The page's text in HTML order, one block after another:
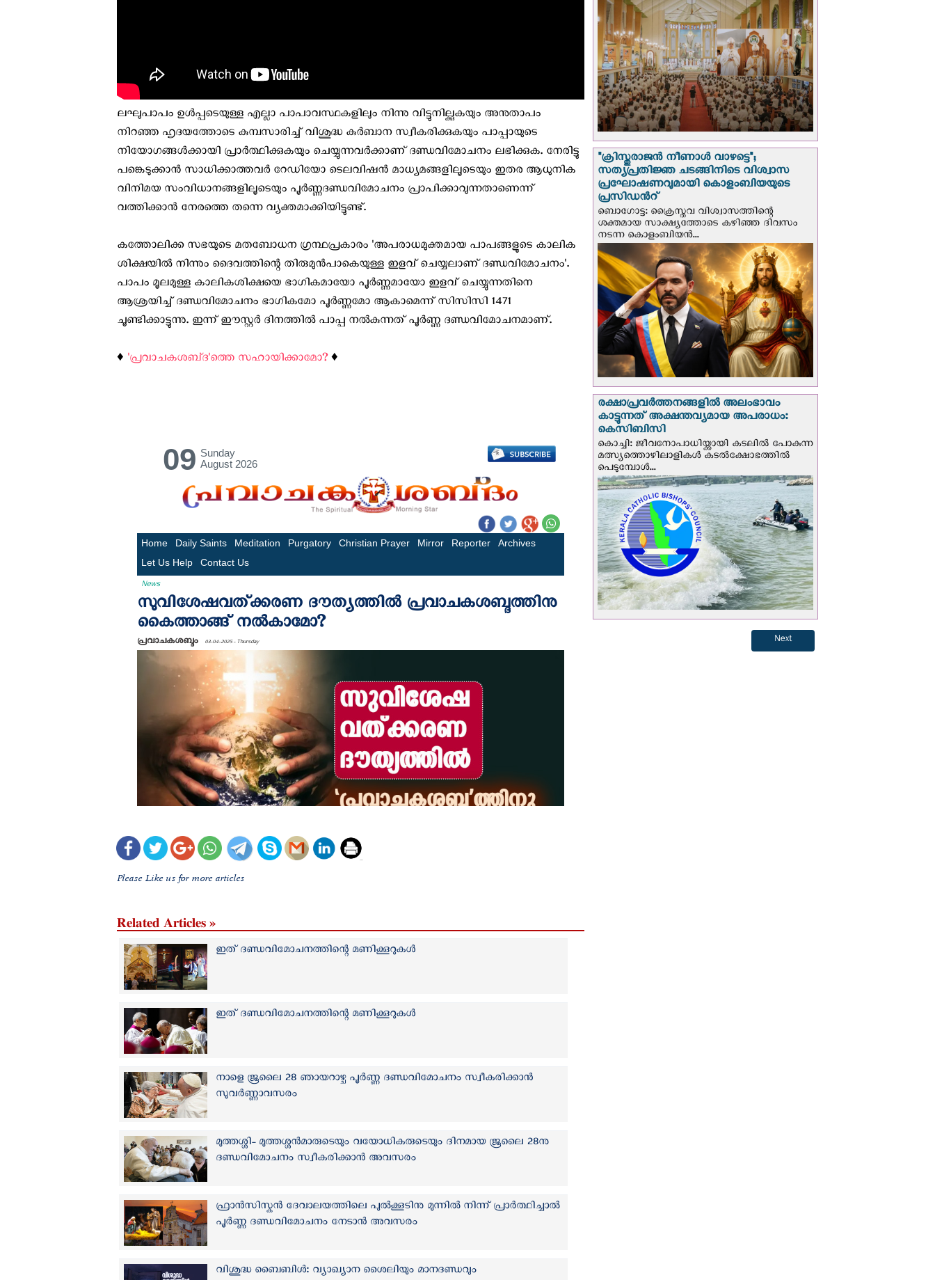
ലഘുപാപം ഉള്‍പ്പടെയുള്ള എല്ലാ പാപാവസ്ഥകളിലും നിന്നു വിട്ടുനില്ക്കുകയും അനുതാപം
നിറഞ്ഞ ഹൃദയത്തോടെ കുമ്പസാരിച്ച് വിശുദ്ധ കുര്‍ബാന സ്വീകരിക്കുകയും പാപ്പായുടെ
നിയോഗങ്ങള്‍ക്കായി പ്രാര്‍ത്ഥിക്കുകയും ചെയ്യുന്നവര്‍ക്കാണ് ദണ്ഡവിമോചനം ലഭിക്കുക. നേരിട്ടു
പങ്കെടുക്കാന്‍ സാധിക്കാത്തവര്‍ റേഡിയോ ടെലവിഷന്‍ മാധ്യമങ്ങളിലൂടെയും ഇതര ആധുനിക
വിനിമയ സംവിധാനങ്ങളിലൂടെയും പൂര്‍ണ്ണദണ്ഡവിമോചനം പ്രാപിക്കാവുന്നതാണെന്ന്
വത്തിക്കാന്‍ നേരത്തെ തന്നെ വ്യക്തമാക്കിയിട്ടുണ്ട്.
കത്തോലിക്ക സഭയുടെ മതബോധന ഗ്രന്ഥപ്രകാരം 'അപരാധമുക്തമായ പാപങ്ങളുടെ കാലിക
ശിക്ഷയില്‍ നിന്നും ദൈവത്തിന്റെ തിരുമുന്‍പാകെയുള്ള ഇളവ് ചെയ്യലാണ് ദണ്ഡവിമോചനം'.
പാപം മൂലമുള്ള കാലികശിക്ഷയെ ഭാഗികമായോ പൂര്‍ണ്ണമായോ ഇളവ് ചെയ്യുന്നതിനെ
ആശ്രയിച്ച് ദണ്ഡവിമോചനം ഭാഗികമോ പൂര്‍ണ്ണമോ ആകാമെന്ന് സി‌സി‌സി 1471
ചൂണ്ടിക്കാട്ടുന്നു. ഇന്ന് ഈസ്റ്റര്‍ ദിനത്തില്‍ പാപ്പ നല്‍കുന്നത് പൂര്‍ണ്ണ ദണ്ഡവിമോചനമാണ്.
♦️ 'പ്രവാചകശബ്‌ദ'ത്തെ സഹായിക്കാമോ?♦️
Please Like us for more articles
Related Articles »
ഇത് ദണ്ഡവിമോചനത്തിന്റെ മണിക്കൂറുകള്‍
ഇത് ദണ്ഡവിമോചനത്തിന്റെ മണിക്കൂറുകള്‍
നാളെ ജൂലൈ 28 ഞായറാഴ്ച പൂര്‍ണ്ണ ദണ്ഡവിമോചനം സ്വീകരിക്കാന്‍
സുവര്‍ണ്ണാവസരം
മുത്തശ്ശി- മുത്തശ്ശൻമാരുടെയും വയോധികരുടെയും ദിനമായ ജൂലൈ 28നു
ദണ്ഡവിമോചനം സ്വീകരിക്കാന്‍ അവസരം
ഫ്രാൻസിസ്കൻ ദേവാലയത്തിലെ പുൽക്കൂടിനു മുന്നിൽ നിന്ന് പ്രാർത്ഥിച്ചാൽ
പൂർണ്ണ ദണ്ഡവിമോചനം നേടാൻ അവസരം
വിശുദ്ധ ബൈബിൾ: വ്യാഖ്യാന ശൈലിയും മാനദണ്ഡവും
"ക്രിസ്തുരാജന്‍ നീണാള്‍ വാഴട്ടെ";
സത്യപ്രതിജ്ഞ ചടങ്ങിനിടെ വിശ്വാസ
പ്രഘോഷണവുമായി കൊളംബിയയുടെ
പ്രസിഡന്‍റ്
ബൊഗോട്ട: ക്രൈസ്തവ വിശ്വാസത്തിന്റെ
ശക്തമായ സാക്ഷ്യത്തോടെ കഴിഞ്ഞ ദിവസം
നടന്ന കൊളംബിയന്‍...
രക്ഷാപ്രവര്‍ത്തനങ്ങളില്‍ അലംഭാവം
കാട്ടുന്നത് അക്ഷന്തവ്യമായ അപരാധം:
കെസിബിസി
കൊച്ചി: ജീവനോപാധിയ്ക്കായി കടലില്‍ പോകുന്ന
മത്സ്യത്തൊഴിലാളികള്‍ കടല്‍ക്ഷോഭത്തില്‍
പെടുമ്പോള്‍...
Next